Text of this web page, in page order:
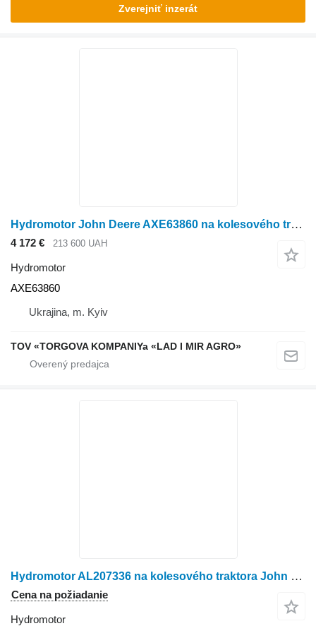
Zverejniť inzerát
Hydromotor John Deere AXE63860 na kolesového traktora
4 172 € 213 600 UAH
Hydromotor
AXE63860
Ukrajina, m. Kyiv
TOV «TORGOVA KOMPANIYa «LAD I MIR AGRO»
Hydromotor AL207336 na kolesového traktora John Deere 6140R
Cena na požiadanie
Hydromotor